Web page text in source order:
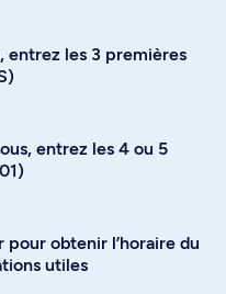
entrez les 3 premières
entrez les 4 ou 5
obtenir l’horaire du
utiles